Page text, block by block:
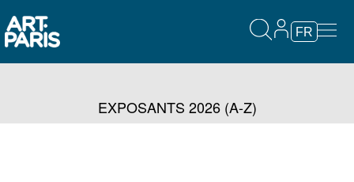
FR
EXPOSANTS 2026 (A-Z)